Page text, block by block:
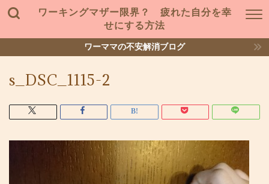
ワーキングマザー限界？ 疲れた自分を幸
せにする方法
ワーママの不安解消ブログ
s_DSC_1115-2